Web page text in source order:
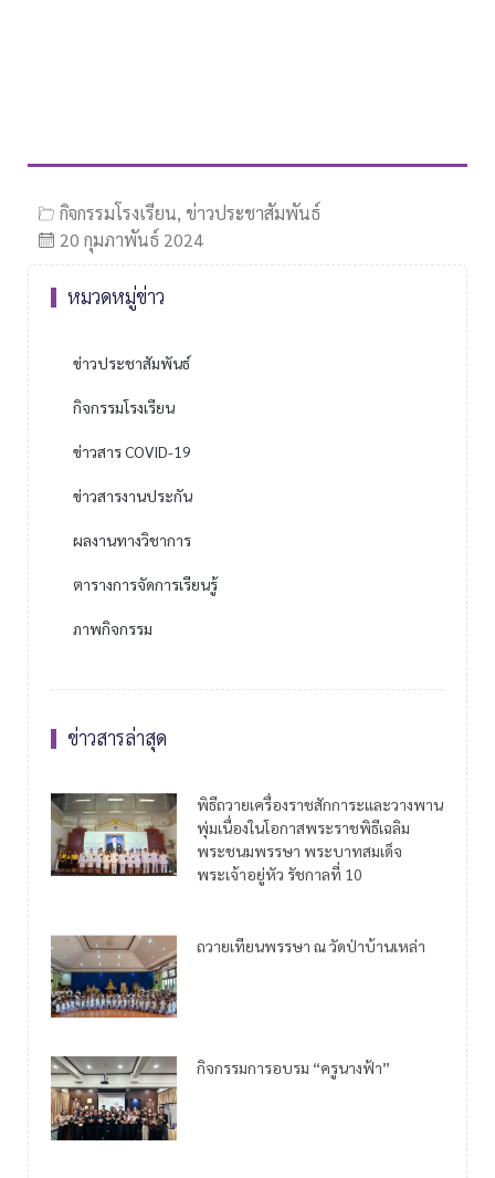
กิจกรรมโรงเรียน, ข่าวประชาสัมพันธ์
20 กุมภาพันธ์ 2024
หมวดหมู่ข่าว
ข่าวประชาสัมพันธ์
กิจกรรมโรงเรียน
ข่าวสาร COVID-19
ข่าวสารงานประกัน
ผลงานทางวิชาการ
ตารางการจัดการเรียนรู้
ภาพกิจกรรม
ข่าวสารล่าสุด
พิธีถวายเครื่องราชสักการะและวางพาน
พุ่มเนื่องในโอกาสพระราชพิธีเฉลิม
พระชนมพรรษา พระบาทสมเด็จ
พระเจ้าอยู่หัว รัชกาลที่ 10
ถวายเทียนพรรษา ณ วัดป่าบ้านเหล่า
กิจกรรมการอบรม “ครูนางฟ้า”